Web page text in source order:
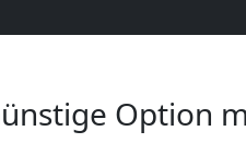
Option